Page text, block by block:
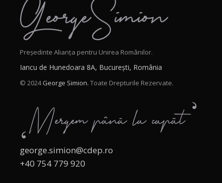
Președinte Alianța pentru Unirea Românilor.
Iancu de Hunedoara 8A, București, România
© 2024George Simion. Toate Drepturile Rezervate.
george.simion@cdep.ro
+40 754 779 920